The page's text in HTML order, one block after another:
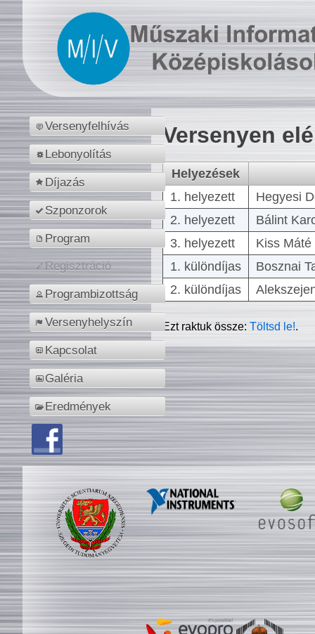
Versenyfelhívás
Lebonyolítás
Díjazás
Szponzorok
Program
Regisztráció
Programbizottság
Versenyhelyszín
Kapcsolat
Galéria
Eredmények
Versenyen
Helyezések
1. helyezett
Hegyesi
2. helyezett
Bálint
3. helyezett
Kiss
1. különdíjas
Bosznai
2. különdíjas
Ezt raktuk össze:Töltsd le!.